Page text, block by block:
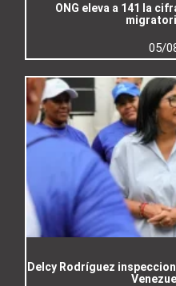
ONG eleva a 141 la
05/
Delcy Rodríguez